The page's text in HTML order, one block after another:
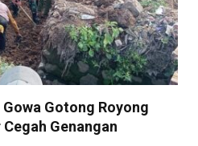
Gotong Royong
Genangan